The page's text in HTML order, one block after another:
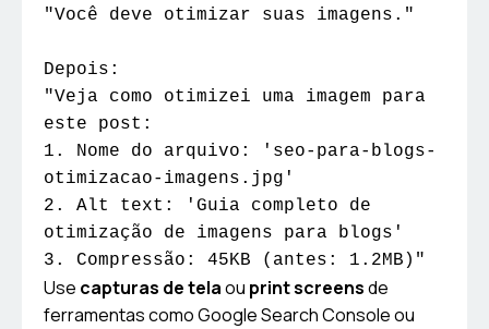
"Você deve otimizar suas imagens."
Depois:
"Veja como otimizei uma imagem para
este post:
1. Nome do arquivo: 'seo-para-blogs-
otimizacao-imagens.jpg'
2. Alt text: 'Guia completo de
otimização de imagens para blogs'
3. Compressão: 45KB (antes: 1.2MB)"
Use capturas de telaou print screensde
ferramentas como Google Search Console ou